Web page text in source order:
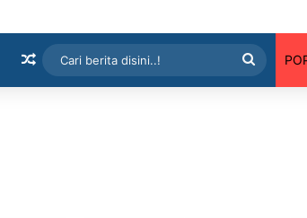
Artikel Random
berita